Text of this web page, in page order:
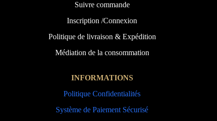
Suivre commande
Inscription /Connexion
Politique de livraison & Expédition
Médiation de la consommation
INFORMATIONS
Politique Confidentialités
Système de Paiement Sécurisé